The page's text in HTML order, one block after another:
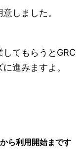
しました。
てもらうとGRC
進みますよ。
ら利用開始まです